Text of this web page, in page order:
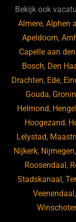
b
o
o
k
ky
Bekijk ook
Almere,Alphen
Apeldoorn,
Capelle aan
Bosch, Den
Drachten, Ede,
Gouda,
Helmond,
Hoogezand,
Lelystad,
Nijkerk, Nijmegen,
Roosendaal,
Stadskanaal,
Veenendaal